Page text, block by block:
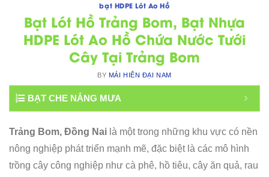
bạt HDPE Lót Ao Hồ
Bạt Lót Hồ Trảng Bom, Bạt Nhựa
HDPE Lót Ao Hồ Chứa Nước Tưới
Cây Tại Trảng Bom
BY MÁI HIÊN ĐẠI NAM
BẠT CHE NẮNG MƯA
Trảng Bom, Đồng Nai là một trong những khu vực có nền
nông nghiệp phát triển mạnh mẽ, đặc biệt là các mô hình
trồng cây công nghiệp như cà phê, hồ tiêu, cây ăn quả, rau